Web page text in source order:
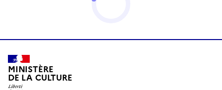
MINISTÈRE
DE LA CULTURE